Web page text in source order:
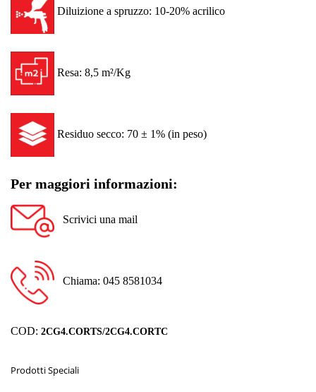
Diluizione a spruzzo: 10-20% acrilico
Resa: 8,5 m²/Kg
Residuo secco: 70 ± 1% (in peso)
Per maggiori informazioni:
Scrivici una mail
Chiama: 045 8581034
COD: 2CG4.CORTS/2CG4.CORTC
Prodotti Speciali